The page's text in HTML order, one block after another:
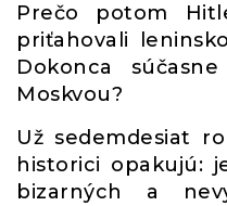
Prečo potom
priťahovali
Dokonca
Moskvou?
Už sedemdesiat
historici opakujú:
bizarných a